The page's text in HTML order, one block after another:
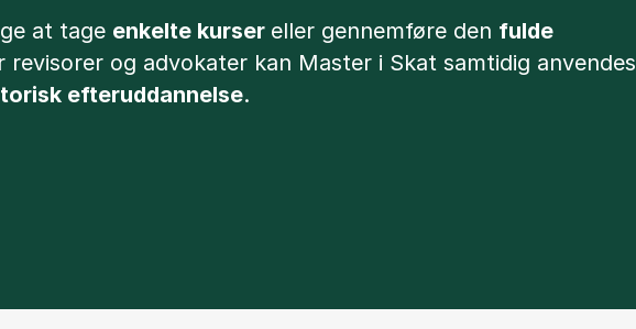
at tage enkelte kurser eller gennemføre den fulde
revisorer og advokater kan Master i Skat samtidig anvendes
efteruddannelse.